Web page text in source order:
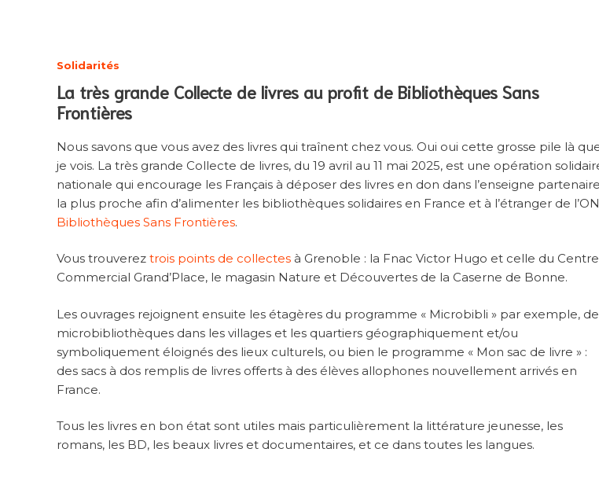
Solidarités
La très grande Collecte de livres au profit de Bibliothèques Sans
Frontières
Nous savons que vous avez des livres qui traînent chez vous. Oui oui cette grosse pile là
je vois. La très grande Collecte de livres, du 19 avril au 11 mai 2025, est une opération
nationale qui encourage les Français à déposer des livres en don dans l’enseigne partenaire
la plus proche afin d’alimenter les bibliothèques solidaires en France et à l’étranger de
Bibliothèques Sans Frontières.
Vous trouverez trois points de collectes à Grenoble : la Fnac Victor Hugo et celle du Centre
Commercial Grand’Place, le magasin Nature et Découvertes de la Caserne de Bonne.
Les ouvrages rejoignent ensuite les étagères du programme « Microbibli » par exemple,
microbibliothèques dans les villages et les quartiers géographiquement et/ou
symboliquement éloignés des lieux culturels, ou bien le programme « Mon sac de livre » :
des sacs à dos remplis de livres offerts à des élèves allophones nouvellement arrivés en
France.
Tous les livres en bon état sont utiles mais particulièrement la littérature jeunesse, les
romans, les BD, les beaux livres et documentaires, et ce dans toutes les langues.